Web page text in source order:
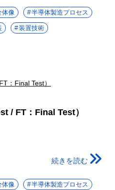
体像 半導体製造プロセス
装置技術
/ FT：Final Test）
続きを読む
体像 半導体製造プロセス